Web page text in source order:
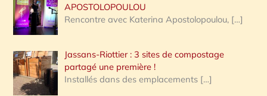
APOSTOLOPOULOU
Rencontre avec Katerina Apostolopoulou, […]
Jassans-Riottier : 3 sites de compostage
partagé une première !
Installés dans des emplacements […]